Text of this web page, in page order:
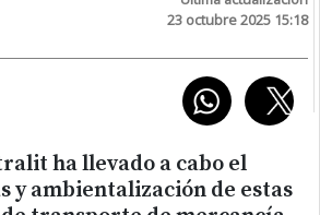
23 octubre 2025 15:18
ha llevado a cabo el
y ambientalización de estas